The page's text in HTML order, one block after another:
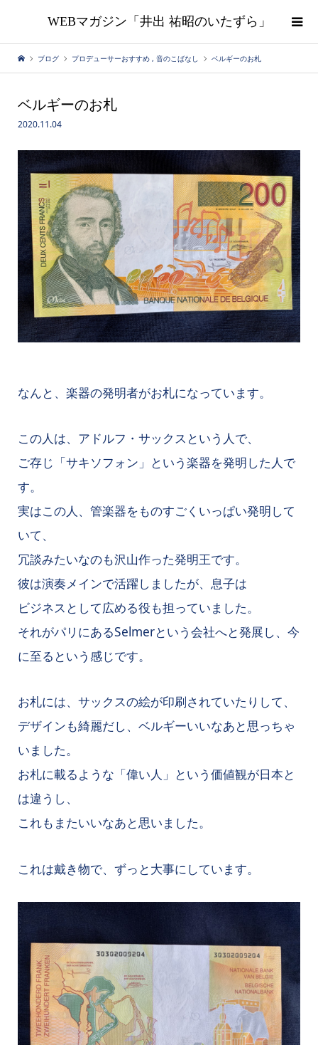
WEBマガジン「井出 祐昭のいたずら」
ブログ プロデューサーおすすめ , 音のこばなし ベルギーのお札
ベルギーのお札
2020.11.04
なんと、楽器の発明者がお札になっています。
この人は、アドルフ・サックスという人で、
ご存じ「サキソフォン」という楽器を発明した人で
す。
実はこの人、管楽器をものすごくいっぱい発明して
いて、
冗談みたいなのも沢山作った発明王です。
彼は演奏メインで活躍しましたが、息子は
ビジネスとして広める役も担っていました。
それがパリにあるSelmerという会社へと発展し、今
に至るという感じです。
お札には、サックスの絵が印刷されていたりして、
デザインも綺麗だし、ベルギーいいなあと思っちゃ
いました。
お札に載るような「偉い人」という価値観が日本と
は違うし、
これもまたいいなあと思いました。
これは戴き物で、ずっと大事にしています。